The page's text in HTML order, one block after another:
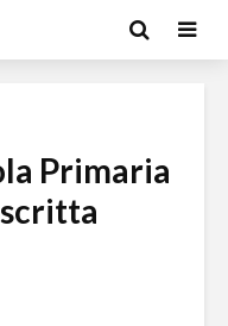
Primaria